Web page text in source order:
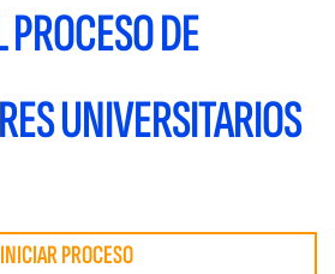
DE
UNIVERSITARIOS
INICIAR PROCESO